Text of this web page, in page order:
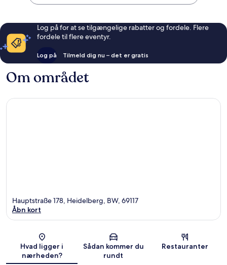
Log på for at se tilgængelige rabatter og fordele. Flere
fordele til flere eventyr.
Log på Tilmeld dig nu – det er gratis
Om området
Kort
Hauptstraße 178, Heidelberg, BW, 69117
Åbn kort
Hvad ligger i
nærheden?
Sådan kommer du
rundt
Restauranter